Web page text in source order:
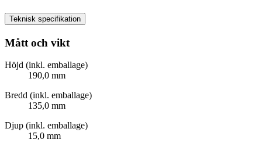
Teknisk specifikation
Mått och vikt
Höjd (inkl. emballage)
190,0 mm
Bredd (inkl. emballage)
135,0 mm
Djup (inkl. emballage)
15,0 mm